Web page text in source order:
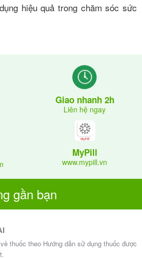
hiệu quả trong chăm sóc sức
Giao nhanh 2h
Liên hệ ngay
MyPill
www.mypill.vn
gần bạn
thuốc theo Hướng dẫn sử dụng thuốc được